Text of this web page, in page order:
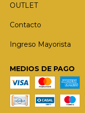
OUTLET
Contacto
Ingreso Mayorista
MEDIOS DE PAGO